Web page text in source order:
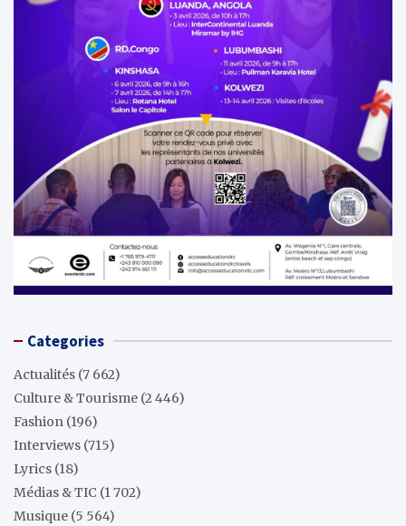
Categories
Actualités (7 662)
Culture & Tourisme (2 446)
Fashion (196)
Interviews (715)
Lyrics (18)
Médias & TIC (1 702)
Musique (5 564)